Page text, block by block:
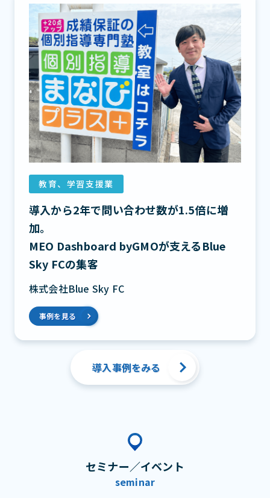
教育、学習支援業
導入から2年で問い合わせ数が1.5倍に増
加。
MEO Dashboard byGMOが支えるBlue
Sky FCの集客
株式会社Blue Sky FC
事例を見る
導入事例をみる
セミナー／イベント
seminar